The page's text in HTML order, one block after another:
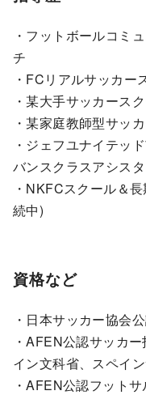
・フットボールコミ
チ
・FCリアルサッカー
・某大手サッカース
・某家庭教師型サッ
・ジェフユナイテッ
バンスクラスアシス
・NKFCスクール＆
続中)
資格など
・日本サッカー協会
・AFEN公認サッカ
イン文科省、スペイ
・AFEN公認フット